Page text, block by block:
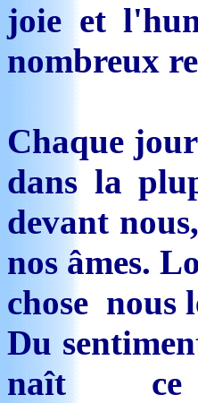
joie et
nombreux
Chaque
dans la
devant
nos âmes.
chose nous
Du
naît ce